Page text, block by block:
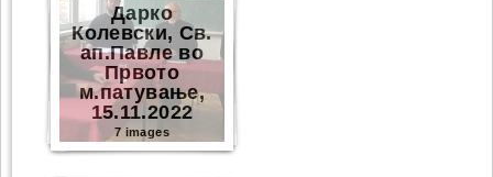
Дарко
Колевски, Св.
ап.Павле во
Првото
м.патување,
15.11.2022
7 images